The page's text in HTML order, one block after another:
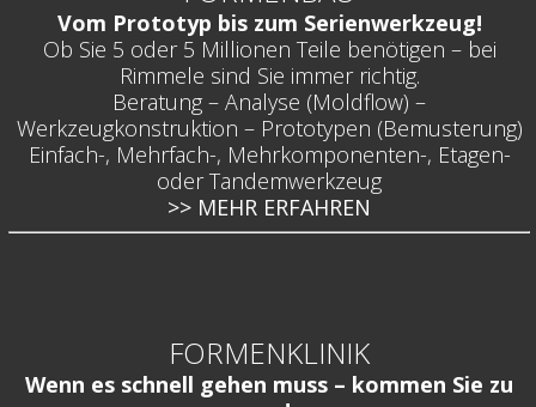
Vom Prototyp bis zum Serienwerkzeug!
Ob Sie 5 oder 5 Millionen Teile benötigen – bei
Rimmele sind Sie immer richtig.
Beratung – Analyse (Moldflow) –
Werkzeugkonstruktion – Prototypen (Bemusterung)
Einfach-, Mehrfach-, Mehrkomponenten-, Etagen-
oder Tandemwerkzeug
>> MEHR ERFAHREN
FORMENKLINIK
Wenn es schnell gehen muss – kommen Sie zu